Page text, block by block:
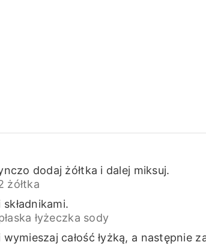
dodaj żółtka i dalej miksuj.
żółtka
łyżeczka sody
całość łyżką, a następnie